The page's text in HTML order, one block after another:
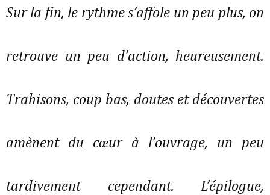
Sur la fin, le rythme s’affole un peu plus, on
retrouve un peu d’action, heureusement.
Trahisons, coup bas, doutes et découvertes
amènent du cœur à l’ouvrage, un peu
tardivement cependant. L’épilogue,